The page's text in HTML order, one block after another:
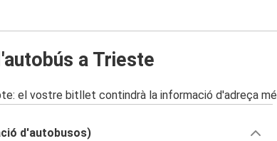
a Trieste
el vostre bitllet contindrà la informació d'adreça
d'autobusos)